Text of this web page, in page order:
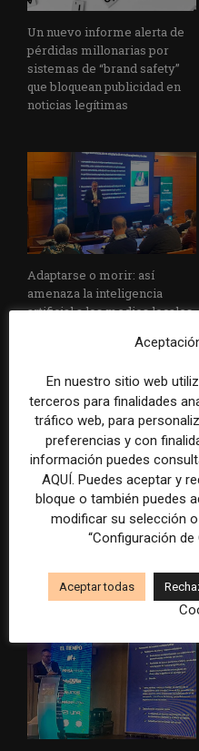
Un nuevo informe alerta de
pérdidas millonarias por
sistemas de “brand safety”
que bloquean publicidad en
noticias legítimas
Adaptarse o morir: así
amenaza la inteligencia
artificial a los medios locales
Medios latinos en el exilio:
los desafíos para ser
“saludables”
En nuestro sitio web
terceros para finalidades
tráfico web, para
preferencias y con
información puedes
AQUÍ. Puedes aceptar y
bloque o también puedes
modificar su selección
“Configuración de
Aceptar todas